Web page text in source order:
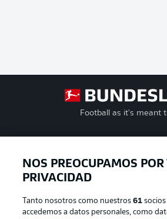
Football as it's meant
NOS PREOCUPAMOS POR
PRIVACIDAD
Tanto nosotros como nuestros61
accedemos a datos personales, como